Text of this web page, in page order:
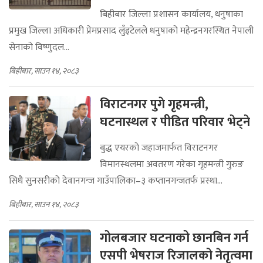
बिहीबार जिल्ला प्रशासन कार्यालय, धनुषाका
प्रमुख जिल्ला अधिकारी प्रेमप्रसाद लुँइटेलले धनुषाको महेन्द्रनगरस्थित नेपाली
सेनाको विष्णुदल...
बिहीबार, साउन १४, २०८३
विराटनगर पुगे गृहमन्त्री,
घटनास्थल र पीडित परिवार भेट्ने
बुद्ध एयरको जहाजमार्फत विराटनगर
विमानस्थलमा अवतरण गरेका गृहमन्त्री गुरुङ
सिधै सुनसरीको देवानगन्ज गाउँपालिका–३ कप्तानगन्जतर्फ प्रस्था...
बिहीबार, साउन १४, २०८३
गोलबजार घटनाको छानबिन गर्न
एसपी भेषराज रिजालको नेतृत्वमा